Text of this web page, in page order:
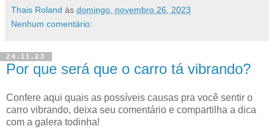
Thais Roland às domingo, novembro 26, 2023
Nenhum comentário:
24.11.23
Por que será que o carro tá vibrando?
Confere aqui quais as possíveis causas pra você sentir o
carro vibrando, deixa seu comentário e compartilha a dica
com a galera todinha!